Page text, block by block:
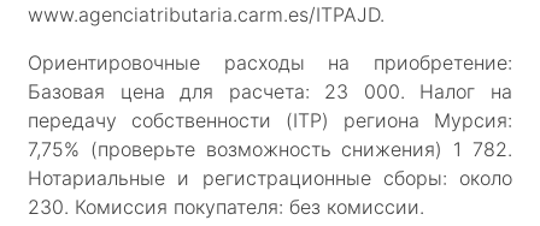
www.agenciatributaria.carm.es/ITPAJD.
Ориентировочные расходы на приобретение:
Базовая цена для расчета: 23 000. Налог на
передачу собственности (ITP) региона Мурсия:
7,75% (проверьте возможность снижения) 1 782.
Нотариальные и регистрационные сборы: около
230. Комиссия покупателя: без комиссии.